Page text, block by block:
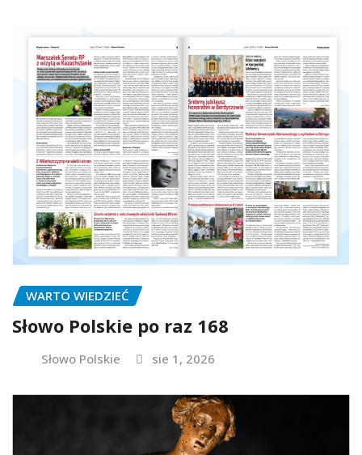
WARTO WIEDZIEĆ
Słowo Polskie po raz 168
Słowo Polskie sie 1, 2026